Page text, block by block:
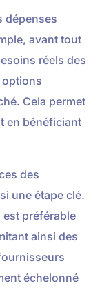
dépenses
avant tout
réels des
options
Cela permet
en bénéficiant
des
une étape clé.
est préférable
ainsi des
échelonné